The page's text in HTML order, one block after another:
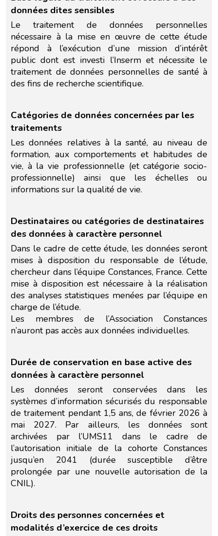
Nous avons développé ce site Internet dans le cadre
d’une démarche forte d’écoconception.
Si vous aussi vous souhaitez diminuer drastiquement
les besoins énergétiques nécessaires à votre
navigation, vous pouvez
le parcourir dans son Mode
Eco. Celui-ci sollicitera très peu nos serveurs et vous
deviendrez ainsi un acteur majeur de l’écoconception.
données dites sensibles
Le traitement de données personnelles
nécessaire à la mise en œuvre de cette étude
répond à l’exécution d’une mission d’intérêt
public dont est investi l’Inserm et nécessite le
traitement de données personnelles de santé à
des fins de recherche scientifique.
Catégories de données concernées par les
traitements
Les données relatives à la santé, au niveau de
formation, aux comportements et habitudes de
vie, à la vie professionnelle (et catégorie socio-
professionnelle) ainsi que les échelles ou
informations sur la qualité de vie.
Destinataires ou catégories de destinataires
des données à caractère personnel
Dans le cadre de cette étude, les données seront
mises à disposition du responsable de l’étude,
chercheur dans l’équipe Constances, France. Cette
mise à disposition est nécessaire à la réalisation
des analyses statistiques menées par l’équipe en
charge de l’étude.
Les membres de l’Association Constances
n’auront pas accès aux données individuelles.
Durée de conservation en base active des
données à caractère personnel
Les données seront conservées dans les
systèmes d’information sécurisés du responsable
de traitement pendant 1,5 ans, de février 2026 à
mai 2027. Par ailleurs, les données sont
archivées par l’UMS11 dans le cadre de
l’autorisation initiale de la cohorte Constances
jusqu’en 2041 (durée susceptible d’être
prolongée par une nouvelle autorisation de la
CNIL).
Droits des personnes concernées et
modalités d’exercice de ces droits